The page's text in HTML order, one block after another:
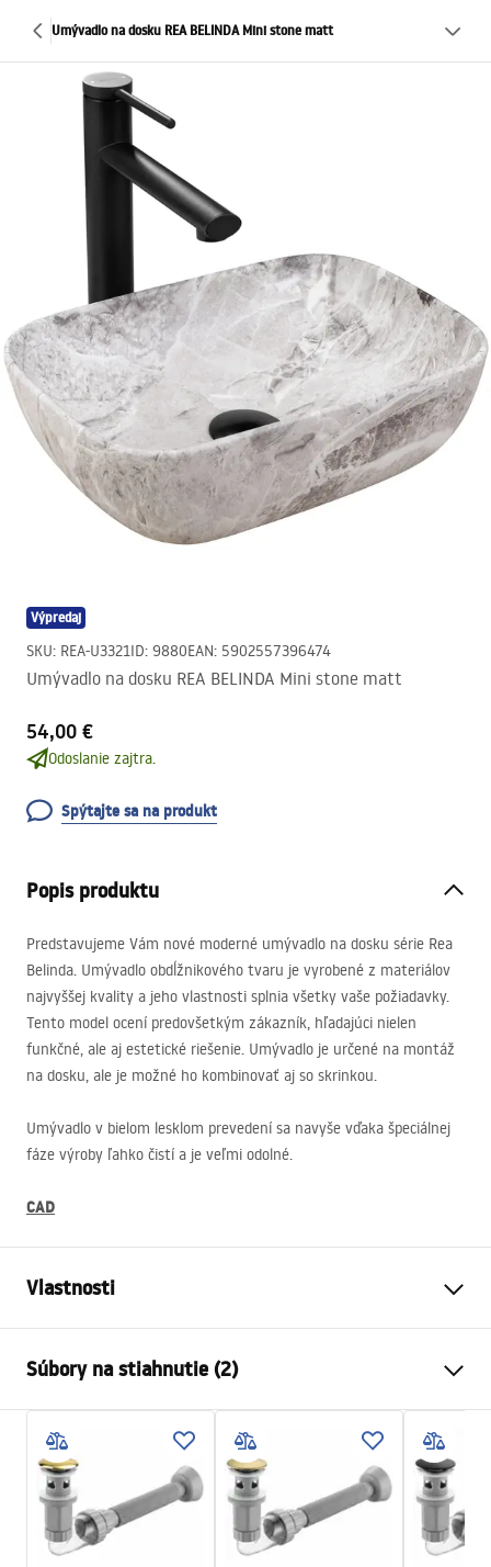
Umývadlo na dosku REA BELINDA Mini stone matt
Výpredaj
SKU: REA-U3321ID: 9880EAN: 5902557396474
Umývadlo na dosku REA BELINDA Mini stone matt
54,00 €
Odoslanie zajtra.
Spýtajte sa na produkt
Popis produktu
Predstavujeme Vám nové moderné umývadlo na dosku série Rea
Belinda. Umývadlo obdĺžnikového tvaru je vyrobené z materiálov
najvyššej kvality a jeho vlastnosti splnia všetky vaše požiadavky.
Tento model ocení predovšetkým zákazník, hľadajúci nielen
funkčné, ale aj estetické riešenie. Umývadlo je určené na montáž
na dosku, ale je možné ho kombinovať aj so skrinkou.
Umývadlo v bielom lesklom prevedení sa navyše vďaka špeciálnej
fáze výroby ľahko čistí a je veľmi odolné.
CAD
Vlastnosti
Materiál
Farba
Imitácia kameňa
Prevedenie
Matný
Dĺžka
360
Šírka
250mm
Výška
115
Súbory na stiahnutie (2)
Návod na montáž
Záručné podmienky